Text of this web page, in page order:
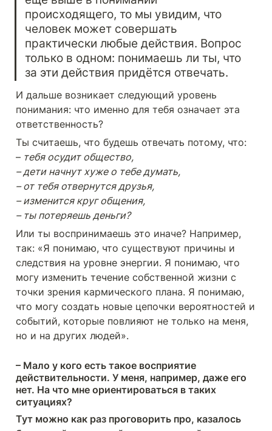
происходящего, то мы увидим, что
человек может совершать
практически любые действия. Вопрос
только в одном: понимаешь ли ты, что
за эти действия придётся отвечать.
И дальше возникает следующий уровень
понимания: что именно для тебя означает эта
ответственность?
Ты считаешь, что будешь отвечать потому, что:
– тебя осудит общество,
– дети начнут хуже о тебе думать,
– от тебя отвернутся друзья,
– изменится круг общения,
– ты потеряешь деньги?
Или ты воспринимаешь это иначе? Например,
так: «Я понимаю, что существуют причины и
следствия на уровне энергии. Я понимаю, что
могу изменить течение собственной жизни с
точки зрения кармического плана. Я понимаю,
что могу создать новые цепочки вероятностей и
событий, которые повлияют не только на меня,
но и на других людей».
– Мало у кого есть такое восприятие
действительности. У меня, например, даже его
нет. На что мне ориентироваться в таких
ситуациях?
Тут можно как раз проговорить про, казалось